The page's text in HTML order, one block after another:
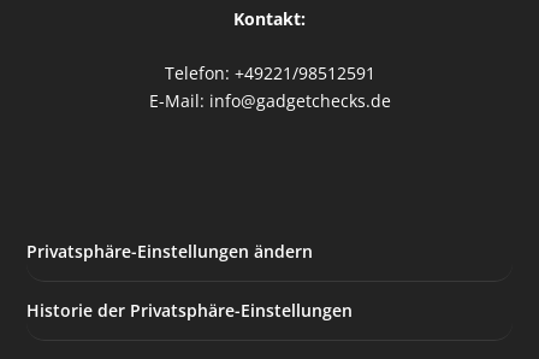
Kontakt:
Telefon: +49221/98512591
E-Mail: info@gadgetchecks.de
Privatsphäre-Einstellungen ändern
Historie der Privatsphäre-Einstellungen